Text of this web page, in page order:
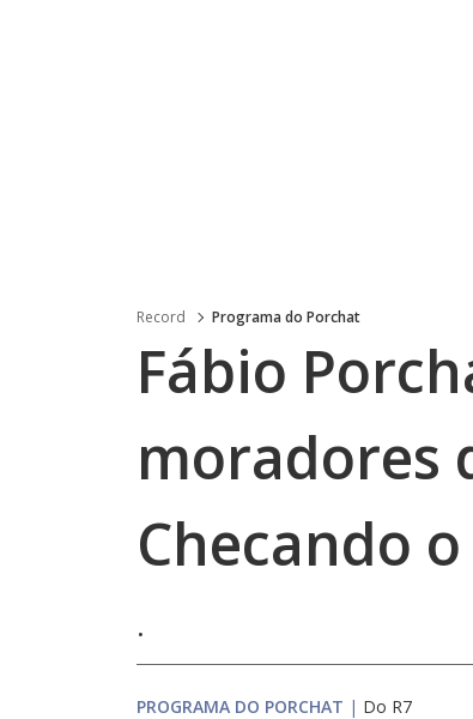
Record Programa do Porchat
Fábio
moradores
Checando
.
PROGRAMA DO PORCHAT | Do R7